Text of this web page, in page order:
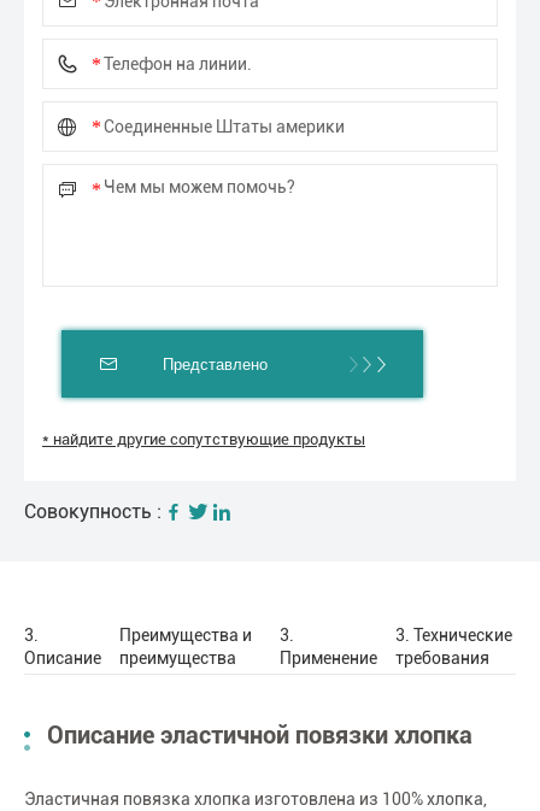
Представлено
* найдите другие сопутствующие продукты
Совокупность :
3.
Описание
Преимущества и
преимущества
3.
Применение
3. Технические
требования
Описание эластичной повязки хлопка
Эластичная повязка хлопка изготовлена из 100% хлопка,